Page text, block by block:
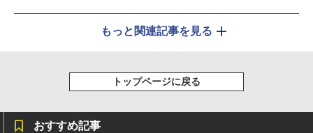
もっと関連記事を見る
トップページに戻る
おすすめ記事